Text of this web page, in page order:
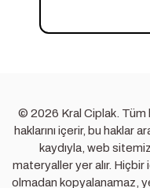
© 2026 Kral Ciplak. Tüm
haklarını içerir, bu haklar
kaydıyla, web
materyaller yer alır. Hiçbir
olmadan kopyalanamaz,